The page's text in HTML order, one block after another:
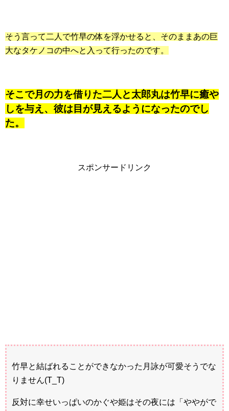
そう言って二人で竹早の体を浮かせると、そのままあの巨
大なタケノコの中へと入って行ったのです。
そこで月の力を借りた二人と太郎丸は竹早に癒や
しを与え、彼は目が見えるようになったのでし
た。
スポンサードリンク
竹早と結ばれることができなかった月詠が可愛そうでな
りません(T_T)
反対に幸せいっぱいのかぐや姫はその夜には「ややがで